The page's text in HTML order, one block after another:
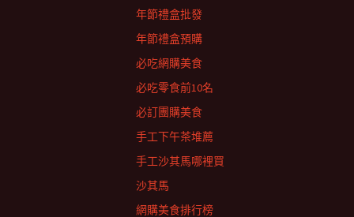
年節禮盒批發
年節禮盒預購
必吃網購美食
必吃零食前10名
必訂團購美食
手工下午茶堆薦
手工沙其馬哪裡買
沙其馬
網購美食排行榜